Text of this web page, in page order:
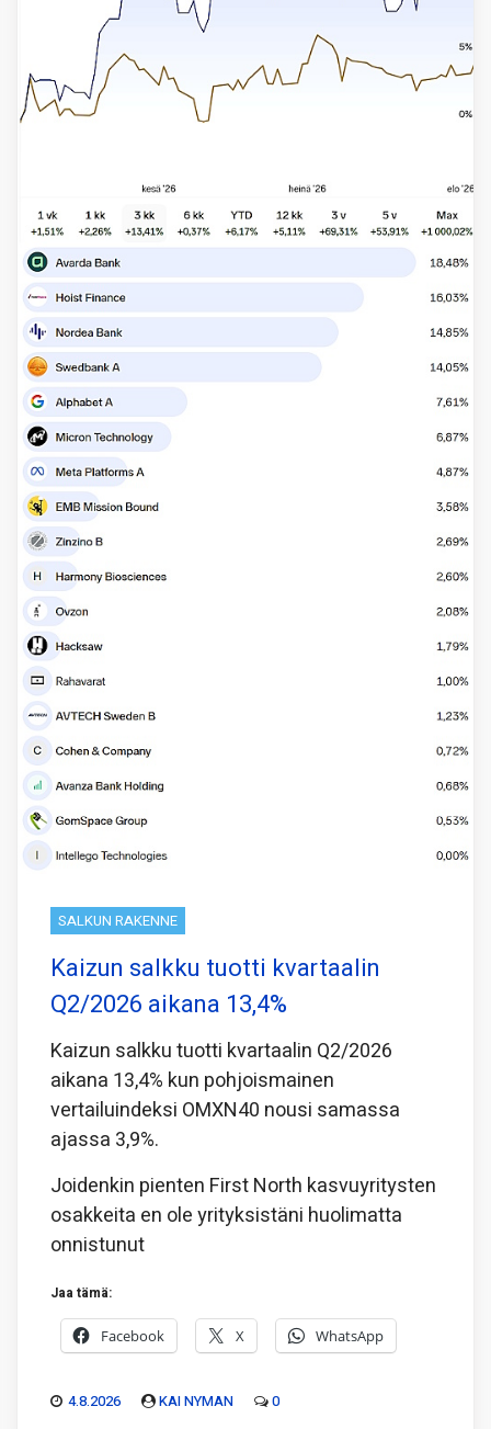
SALKUN RAKENNE
Kaizun salkku tuotti kvartaalin
Q2/2026 aikana 13,4%
Kaizun salkku tuotti kvartaalin Q2/2026
aikana 13,4% kun pohjoismainen
vertailuindeksi OMXN40 nousi samassa
ajassa 3,9%.
Joidenkin pienten First North kasvuyritysten
osakkeita en ole yrityksistäni huolimatta
onnistunut
Jaa tämä:
Facebook X WhatsApp
4.8.2026 KAI NYMAN 0